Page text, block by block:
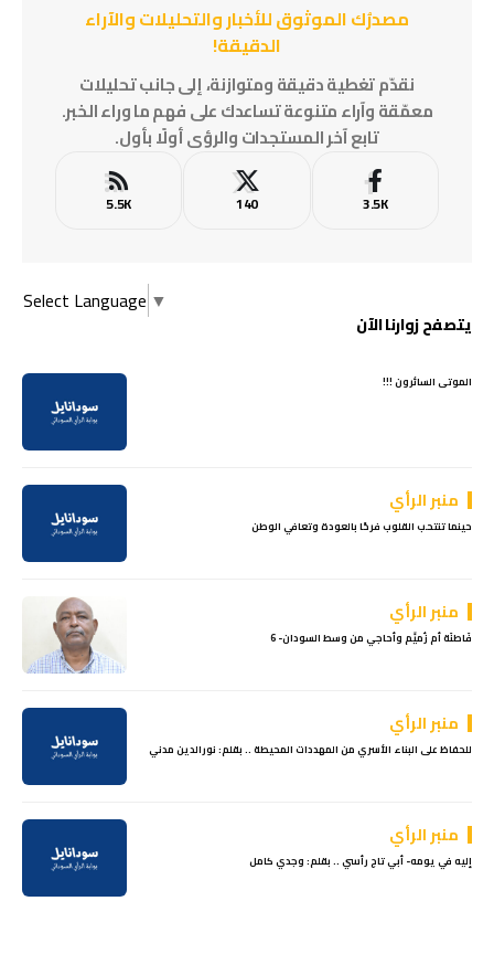
مصدرُك الموثوق للأخبار والتحليلات والآراء
الدقيقة!
نقدّم تغطية دقيقة ومتوازنة، إلى جانب تحليلات
معمّقة وآراء متنوعة تساعدك على فهم ما وراء الخبر.
تابع آخر المستجدات والرؤى أولًا بأول.
3.5K
140
5.5K
Select Language ▼
يتصفح زوارنا الآن
الموتى السائرون !!!
منبر الرأي
حينما تنتحب القلوب فرحًا بالعودة وتعافي الوطن
منبر الرأي
فَاطنَة أم زُميِّم وأحاجي من وسط السودان- 6
منبر الرأي
للحفاظ على البناء الأسري من المهددات المحيطة .. بقلم: نورالدين مدني
منبر الرأي
إليه في يومه- أبي تاج رأسي .. بقلم: وجدي كامل